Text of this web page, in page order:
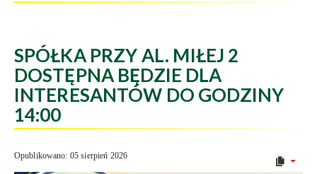
SPÓŁKA PRZY AL. MIŁEJ 2
DOSTĘPNA BĘDZIE DLA
INTERESANTÓW DO GODZINY
14:00
Opublikowano: 05 sierpień 2026